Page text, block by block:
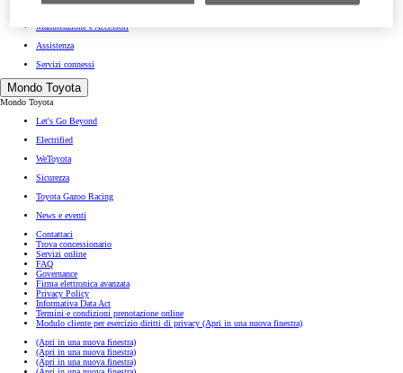
WeToyota Service
Manutenzione e Accessori
Assistenza
Servizi connessi
Mondo Toyota
Mondo Toyota
Let's Go Beyond
Electrified
WeToyota
Sicurezza
Toyota Gazoo Racing
News e eventi
Contattaci
Trova concessionario
Servizi online
FAQ
Governance
Firma elettronica avanzata
Privacy Policy
Informativa Data Act
Termini e condizioni prenotazione online
Modulo cliente per esercizio diritti di privacy (Apri in una nuova finestra)
(Apri in una nuova finestra)
(Apri in una nuova finestra)
(Apri in una nuova finestra)